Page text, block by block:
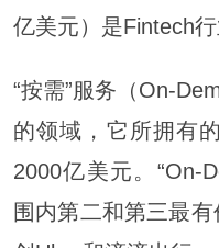
亿美元）是Fintech
“按需”服务（On-
的领域，它所拥有
2000亿美元。“On-
围内第二和第三最